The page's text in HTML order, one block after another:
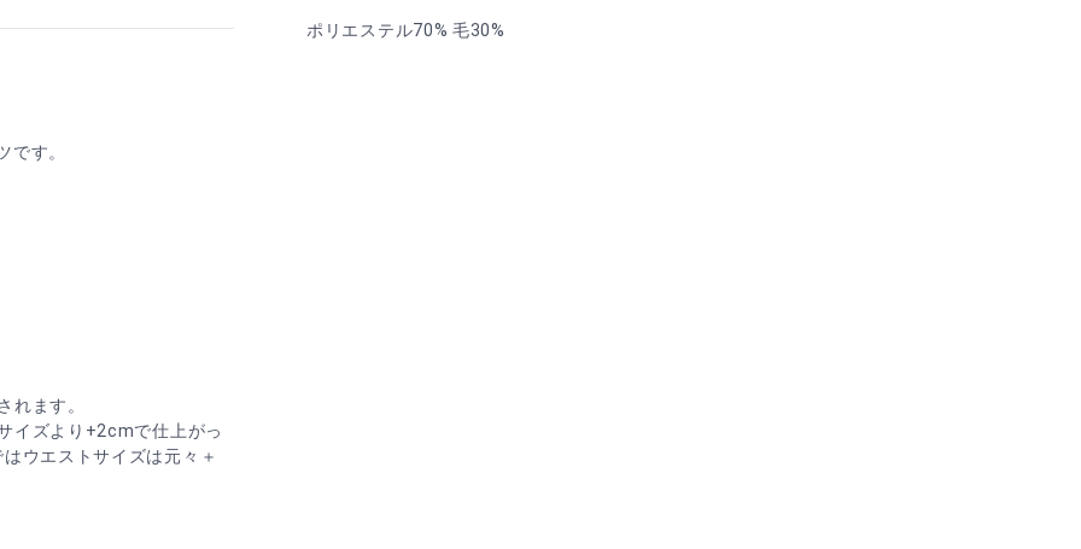
です。
れます。
イズより+2cmで仕上がっ
ウエストサイズは元々＋
ポリエステル70% 毛30%